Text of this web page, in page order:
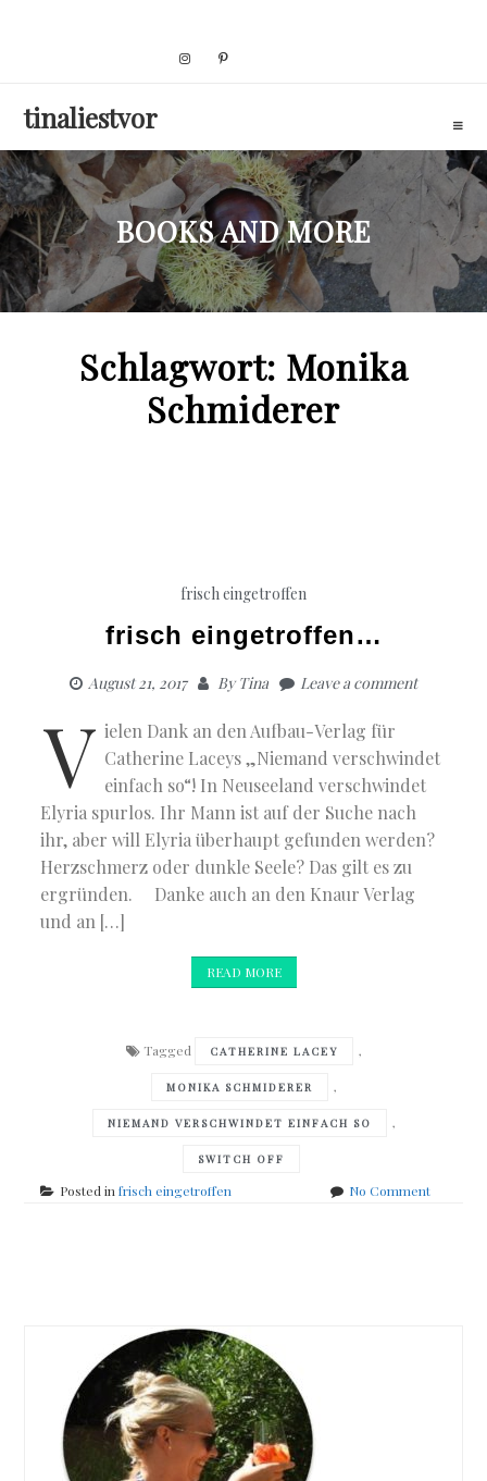
tinaliestvor
BOOKS AND MORE
Schlagwort: Monika
Schmiderer
frisch eingetroffen
frisch eingetroffen…
August 21, 2017 ByTina Leave a comment
V ielen Dank an den Aufbau-Verlag für
Catherine Laceys „Niemand verschwindet
einfach so“! In Neuseeland verschwindet
Elyria spurlos. Ihr Mann ist auf der Suche nach
ihr, aber will Elyria überhaupt gefunden werden?
Herzschmerz oder dunkle Seele? Das gilt es zu
ergründen. Danke auch an den Knaur Verlag
und an […]
READ MORE
Tagged CATHERINE LACEY ,
MONIKA SCHMIDERER ,
NIEMAND VERSCHWINDET EINFACH SO ,
SWITCH OFF
Posted infrisch eingetroffen No Commenton
navigation